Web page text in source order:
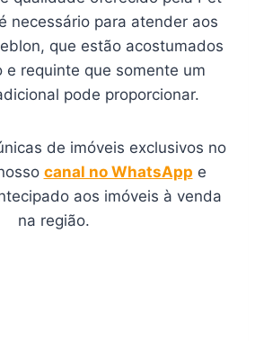
necessário para atender aos
que estão acostumados
e requinte que somente um
pode proporcionar.
de imóveis exclusivos no
canal no WhatsApp e
aos imóveis à venda
na região.